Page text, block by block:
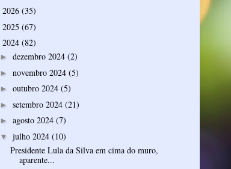
2026 (35)
2025 (67)
2024 (82)
► dezembro 2024 (2)
► novembro 2024 (5)
► outubro 2024 (5)
► setembro 2024 (21)
► agosto 2024 (7)
▼ julho 2024 (10)
Presidente Lula da Silva em cima do muro,
aparente...